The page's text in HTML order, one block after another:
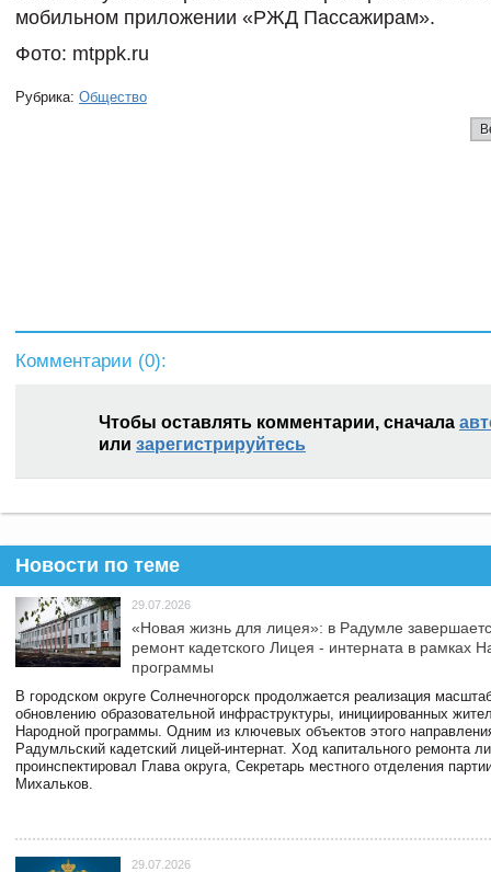
мобильном приложении «РЖД Пассажирам».
Фото: mtppk.ru
Рубрика: Общество
Комментарии (0):
Чтобы оставлять комментарии, сначала
или зарегистрируйтесь
Новости по теме
29.07.2026
«Новая жизнь для лицея»: в Радумле
ремонт кадетского Лицея - интерната в рамках
программы
В городском округе Солнечногорск продолжается реализация
обновлению образовательной инфраструктуры, инициированных
Народной программы. Одним из ключевых объектов этого
Радумльский кадетский лицей-интернат. Ход капитального ремонта
проинспектировал Глава округа, Секретарь местного отделения
Михальков.
29.07.2026